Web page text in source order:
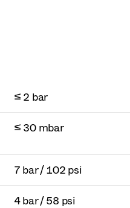
≤ 2 bar
≤ 30 mbar
7 bar / 102 psi
4 bar / 58 psi